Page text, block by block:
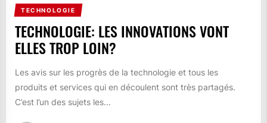
TECHNOLOGIE
TECHNOLOGIE: LES INNOVATIONS VONT
ELLES TROP LOIN?
Les avis sur les progrès de la technologie et tous les
produits et services qui en découlent sont très partagés.
C’est l’un des sujets les...